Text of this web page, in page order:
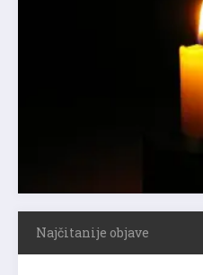
Najčitanije objave